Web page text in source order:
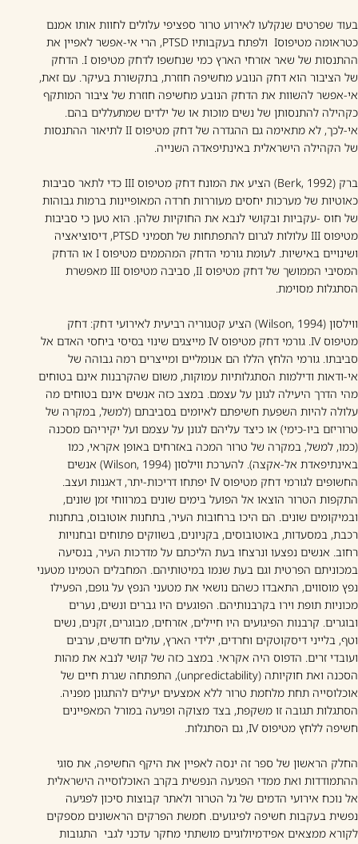
בעוד שפרטים שנקלעו לאירוע טרור ספציפי עלולים לחוות אותו אמנם
כטראומה מטיפוסI ולפתח בעקבותיו PTSD, הרי אי-אפשר לאפיין את
ההתנסות של שאר אזרחי הארץ כמי שנחשפו לדחק מטיפוס I. הדחק
של הציבור הוא דחק הנובע מחשיפה חוזרת, בתקשורת בעיקר. עם זאת,
אי-אפשר להשוות את הדחק הנובע מחשיפה חוזרת של ציבור המותקף
כקהילה להתנסותן של נשים מוכות או של ילדים שמתעללים בהם.
אי-לכך, לא מתאימה גם ההגדרה של דחק מטיפוס II לתיאור ההתנסות
של הקהילה הישראלית באינתיפאדה השנייה.
ברק (Berk, 1992) הציע את המונח דחק מטיפוס III כדי לתאר סביבות
כאוטיות של מערכות יחסים מעוררות חרדה המאופיינות ברמות גבוהות
של חוס -עקביות ובקושי לנבא את החוקיות שלהן. הוא טען כי סביבות
מטיפוס III עלולות לגרום להתפתחות של תסמיני PTSD, דיסוציאציה
ושינויים באישיות. לעומת גורמי הדחק המהממים מטיפוס I או הדחק
המסיבי הממושך של דחק מטיפוס II, סביבה מטיפוס III מאפשרת
הסתגלות מסוימת.
ווילסון (Wilson, 1994) הציע קטגוריה רביעית לאירועי דחק: דחק
מטיפוס IV. גורמי דחק מטיפוס IV מייצגים שינוי בסיסי ביחסי האדם אל
סביבתו. גורמי הלחץ הללו הם אנומליים ומייצרים רמה גבוהה של
אי-ודאות ודילמות הסתגלותיות עמוקות, משום שהקרבנות אינם בטוחים
מהי הדרך היעילה לגונן על עצמם. במצב כזה אנשים אינם בטוחים מה
עלולה להיות השפעת חשיפתם לאיומים בסביבתם (למשל, במקרה של
טרוריזם ביו-כימי) או כיצד עליהם לגונן על עצמם ועל יקיריהם מסכנה
(כמו, למשל, במקרה של טרור המכה באזרחים באופן אקראי, כמו
באינתיפאדת אל-אקצה). להערכת ווילסון (Wilson, 1994) אנשים
החשופים לגורמי דחק מטיפוס IV יפתחו דריכות-יתר, דאגנות ועצב.
התקפות הטרור הוצאו אל הפועל בימים שונים במרווחי זמן שונים,
ובמיקומים שונים. הם היכו ברחובות העיר, בתחנות אוטובוס, בתחנות
רכבת, במסעדות, באוטובוסים, בקניונים, בשווקים פתוחים ובחנויות
רחוב. אנשים נפצעו ונרצחו בעת הליכתם על מדרכות העיר, בנסיעה
במכוניתם הפרטית וגם בעת שנמו במיטותיהם. המחבלים הטמינו מטעני
נפץ מוסווים, התאבדו כשהם נושאי את מטעני הנפץ על גופם, הפעילו
מכוניות תופת וירו בקרבנותיהם. הפוגעים היו גברים ונשים, נערים
ובוגרים. קרבנות הפיגועים היו חיילים, אזרחים, מבוגרים, זקנים, נשים
וטף, בלייני דיסקוטקים וחרדים, ילידי הארץ, עולים חדשים, ערבים
ועובדי זרים. הדפוס היה אקראי. במצב כזה של קושי לנבא את מהות
הסכנה ואת חוקיותה (unpredictability), התפתחה שגרת חיים של
אוכלוסייה תחת מלחמת טרור ללא אמצעים יעילים להתגונן מפניה.
הסתגלות תגובה זו משקפת, בצד מצוקה ופגיעה במורל המאפיינים
חשיפה ללחץ מטיפוס IV, גם הסתגלות.
החלק הראשון של ספר זה ינסה לאפיין את היקף החשיפה, את סוגי
ההתמודדות ואת ממדי הפגיעה הנפשית בקרב האוכלוסייה הישראלית
אל נוכח אירועי הדמים של גל הטרור ולאתר קבוצות סיכון לפגיעה
נפשית בעקבות חשיפה לפיגועים. חמשת הפרקים הראשונים מספקים
לקורא ממצאים אפידמיולוגיים מושתתי מחקר עדכני לגבי התגובות